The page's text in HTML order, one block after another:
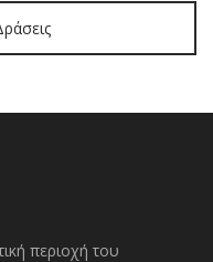
περιοχή του